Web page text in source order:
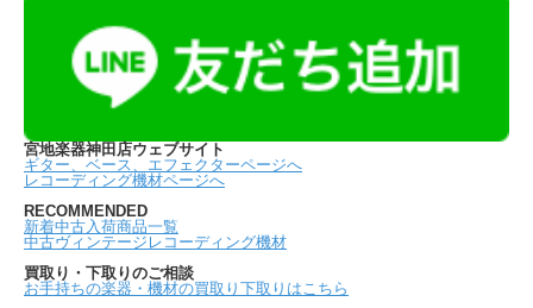
宮地楽器神田店ウェブサイト
ギター、ベース、エフェクターページへ
レコーディング機材ページへ
RECOMMENDED
新着中古入荷商品一覧
中古ヴィンテージレコーディング機材
買取り・下取りのご相談
お手持ちの楽器・機材の買取り下取りはこちら